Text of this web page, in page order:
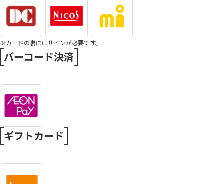
※カードの裏にはサインが必要です。
バーコード決済
ギフトカード